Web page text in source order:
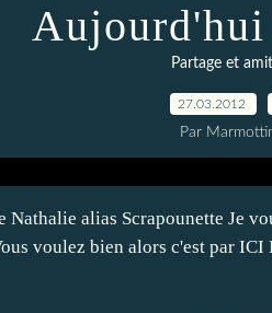
Aujourd'hui
Partage et
27.03.2012
Par
Nathalie alias Scrapounette Je
voulez bien alors c'est par ICI